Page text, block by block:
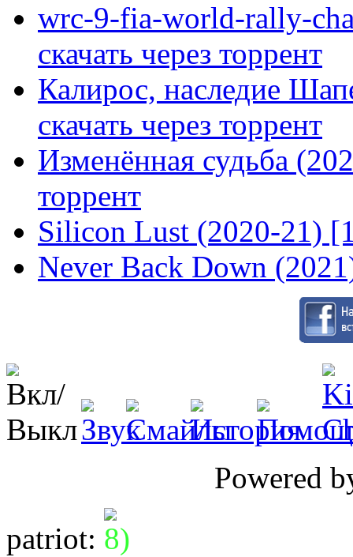
wrc-9-fia-world-rally-
скачать через торрент
Калирос, наследие
скачать через торрент
Изменённая судьба
торрент
Silicon Lust (2020-21)
Never Back Down
Powered
patriot: